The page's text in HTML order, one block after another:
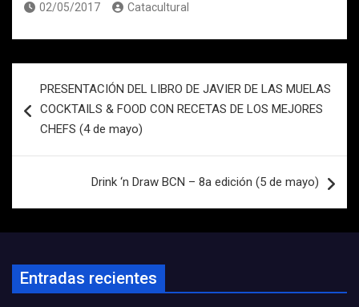
02/05/2017 Catacultural
de
entradas
PRESENTACIÓN DEL LIBRO DE JAVIER DE LAS MUELAS
COCKTAILS & FOOD CON RECETAS DE LOS MEJORES
CHEFS (4 de mayo)
Drink ‘n Draw BCN – 8a edición (5 de mayo)
Entradas recientes